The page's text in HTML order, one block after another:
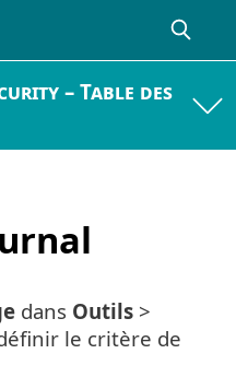
– Table des
dans Outils >
le critère de